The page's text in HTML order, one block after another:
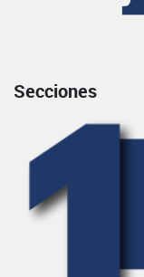
Secciones